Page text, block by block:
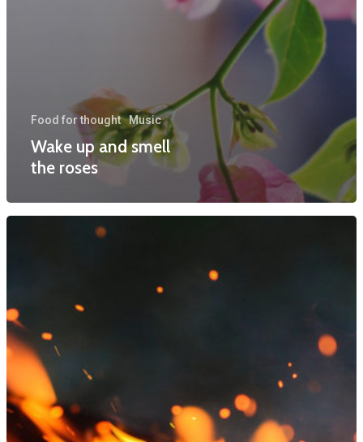
Food for thought Music
Wake up and smell
the roses